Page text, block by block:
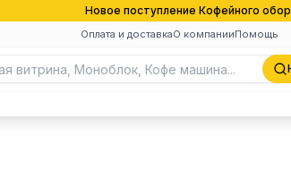
Новое поступление Кофейного
Оплата и доставкаО компанииПомощь